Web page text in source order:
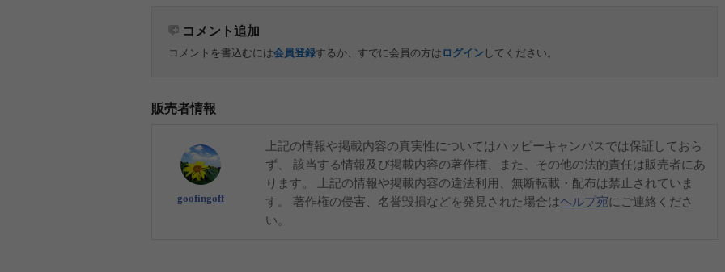
コメント追加
コメントを書込むには会員登録するか、すでに会員の方は ログイン してください。
販売者情報
goofingoff
上記の情報や掲載内容の真実性についてはハッピーキャンパスでは保証しておら
ず、 該当する情報及び掲載内容の著作権、また、その他の法的責任は販売者にあ
ります。 上記の情報や掲載内容の違法利用、無断転載・配布は禁止されていま
す。 著作権の侵害、名誉毀損などを発見された場合はヘルプ宛にご連絡くださ
い。